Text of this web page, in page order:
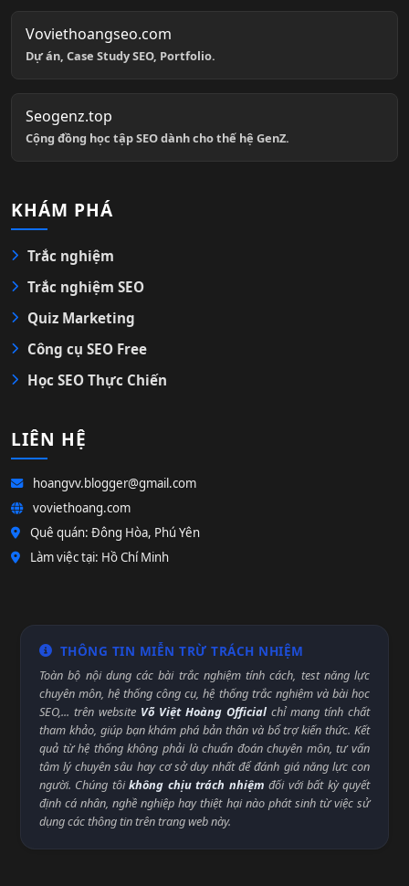
Voviethoangseo.com
Dự án, Case Study SEO, Portfolio.
Seogenz.top
Cộng đồng học tập SEO dành cho thế hệ GenZ.
KHÁM PHÁ
Trắc nghiệm
Trắc nghiệm SEO
Quiz Marketing
Công cụ SEO Free
Học SEO Thực Chiến
LIÊN HỆ
hoangvv.blogger@gmail.com
voviethoang.com
Quê quán: Đông Hòa, Phú Yên
Làm việc tại: Hồ Chí Minh
THÔNG TIN MIỄN TRỪ TRÁCH NHIỆM
Toàn bộ nội dung các bài trắc nghiệm tính cách, test năng lực
chuyên môn, hệ thống công cụ, hệ thống trắc nghiệm và bài học
SEO,... trên website Võ Việt Hoàng Official chỉ mang tính chất
tham khảo, giúp bạn khám phá bản thân và bổ trợ kiến thức. Kết
quả từ hệ thống không phải là chuẩn đoán chuyên môn, tư vấn
tâm lý chuyên sâu hay cơ sở duy nhất để đánh giá năng lực con
người. Chúng tôikhông chịu trách nhiệm đối với bất kỳ quyết
định cá nhân, nghề nghiệp hay thiệt hại nào phát sinh từ việc sử
dụng các thông tin trên trang web này.